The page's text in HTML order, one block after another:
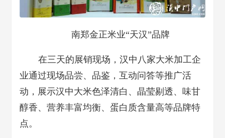
南郑金正米业“天汉”品牌
在三天的展销现场，汉中八家大米加工企
业通过现场品尝、品鉴，互动问答等推广活
动，展示汉中大米色泽清白、晶莹剔透、味甘
醇香、营养丰富均衡、蛋白质含量高等品牌特
点。